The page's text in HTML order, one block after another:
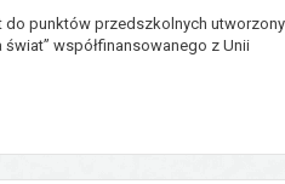
do punktów przedszkolnych
współfinansowanego z Unii